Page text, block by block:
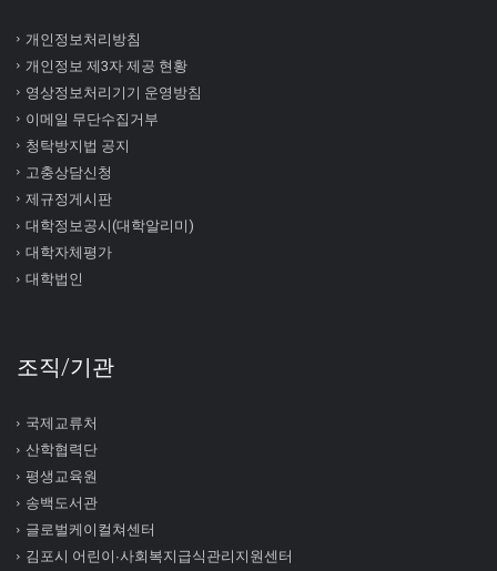
개인정보처리방침
개인정보 제3자 제공 현황
영상정보처리기기 운영방침
이메일 무단수집거부
청탁방지법 공지
고충상담신청
제규정게시판
대학정보공시(대학알리미)
대학자체평가
대학법인
조직/기관
국제교류처
산학협력단
평생교육원
송백도서관
글로벌케이컬쳐센터
김포시 어린이∙사회복지급식관리지원센터